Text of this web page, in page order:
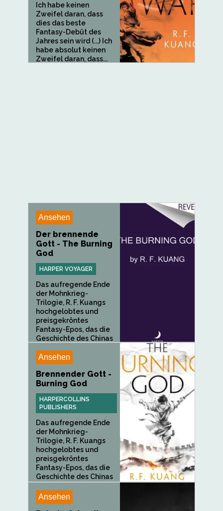
Ich habe keinen
Zweifel daran, dass
dies das beste
Fantasy-Debüt des
Jahres sein wird (...) Ich
habe absolut keinen
Zweifel daran, dass...
Ansehen
Der brennende
Gott - The Burning
God
HARPER VOYAGER
Das aufregende Ende
der Mohnkrieg-
Trilogie, R. F. Kuangs
hochgelobtes und
preisgekröntes
Fantasy-Epos, das die
Geschichte des Chinas
Ansehen
Brennender Gott -
Burning God
HARPERCOLLINS
PUBLISHERS
Das aufregende Ende
der Mohnkrieg-
Trilogie, R. F. Kuangs
hochgelobtes und
preisgekröntes
Fantasy-Epos, das die
Geschichte des Chinas
Ansehen